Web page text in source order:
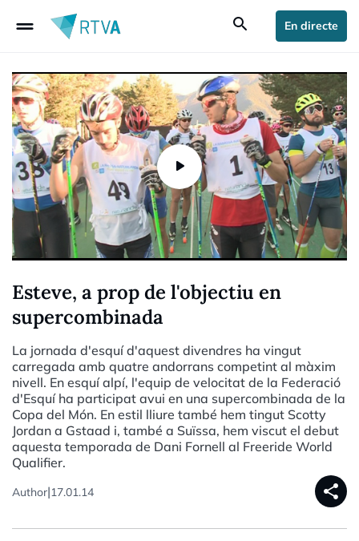
drag_handle search En directe
Esteve, a prop de l'objectiu en
supercombinada
La jornada d'esquí d'aquest divendres ha vingut
carregada amb quatre andorrans competint al màxim
nivell. En esquí alpí, l'equip de velocitat de la Federació
d'Esquí ha participat avui en una supercombinada de la
Copa del Món. En estil lliure també hem tingut Scotty
Jordan a Gstaad i, també a Suïssa, hem viscut el debut
aquesta temporada de Dani Fornell al Freeride World
Qualifier.
Author|17.01.14 share